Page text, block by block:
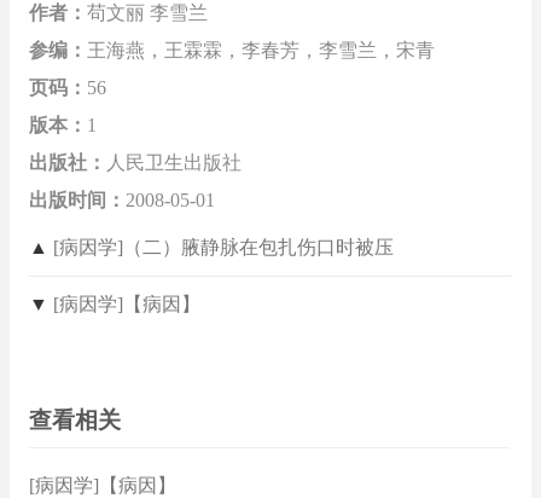
作者： 苟文丽 李雪兰
参编： 王海燕，王霖霖，李春芳，李雪兰，宋青
页码： 56
版本： 1
出版社： 人民卫生出版社
出版时间： 2008-05-01
▲ [病因学]（二）腋静脉在包扎伤口时被压
▼ [病因学]【病因】
查看相关
[病因学]【病因】